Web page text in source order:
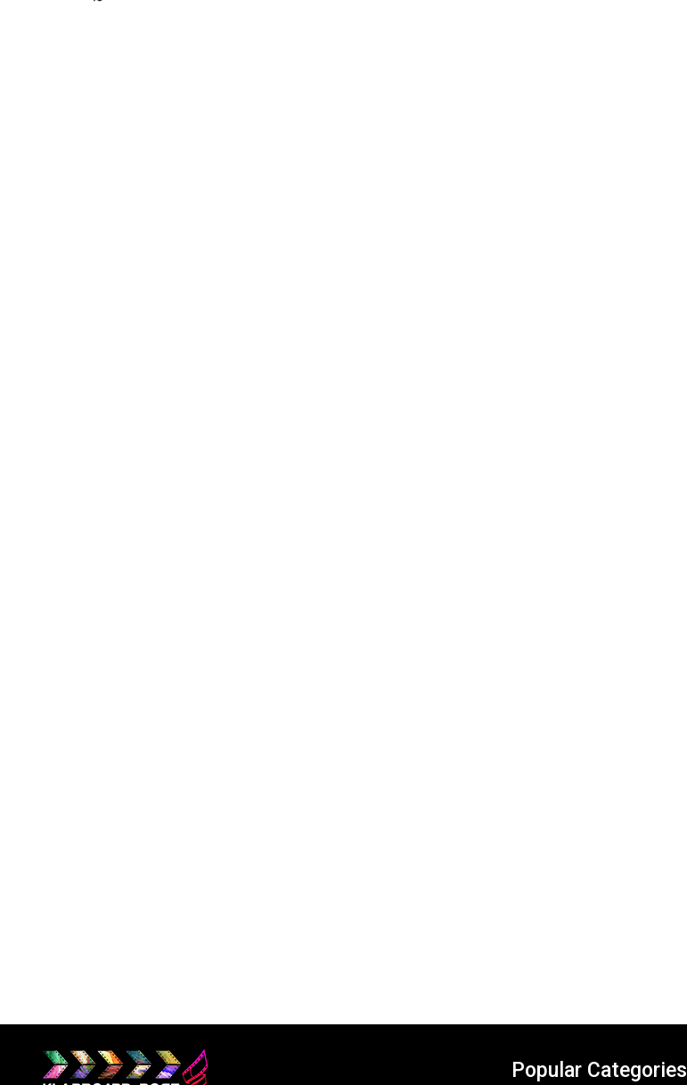
Popular Categories